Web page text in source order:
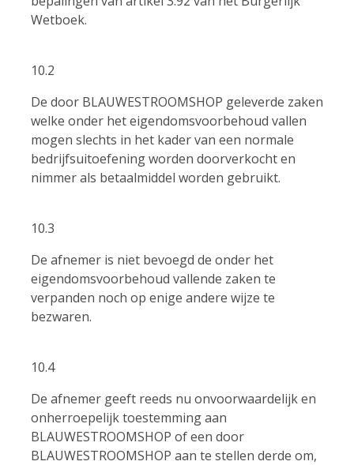
Wetboek.
10.2
De door BLAUWESTROOMSHOP geleverde zaken
welke onder het eigendomsvoorbehoud vallen
mogen slechts in het kader van een normale
bedrijfsuitoefening worden doorverkocht en
nimmer als betaalmiddel worden gebruikt.
10.3
De afnemer is niet bevoegd de onder het
eigendomsvoorbehoud vallende zaken te
verpanden noch op enige andere wijze te
bezwaren.
10.4
De afnemer geeft reeds nu onvoorwaardelijk en
onherroepelijk toestemming aan
BLAUWESTROOMSHOP of een door
BLAUWESTROOMSHOP aan te stellen derde om,